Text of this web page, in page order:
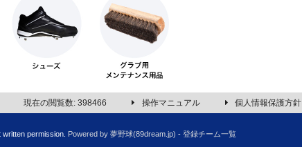
現在の閲覧数: 398466 操作マニュアル 個人情報保護方針
permission. Powered by 夢野球(89dream.jp) - 登録チーム一覧